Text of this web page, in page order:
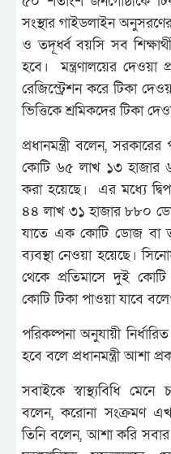
সংস্থার গাইডলাইন
ও তদূর্ধ্ব বয়সি সব
হবে। মন্ত্রণালয়ের দেওয়া
রেজিস্ট্রেশন করে টিকা
ভিত্তিকে শ্রমিকদের টিকা
প্রধানমন্ত্রী বলেন,
কোটি ৬৫ লাখ ১৩ হাজার
করা হয়েছে। এর মধ্যে
৪৪ লাখ ৩১ হাজার ৮৮০
যাতে এক কোটি ডোজ বা
ব্যবস্থা নেওয়া হয়েছে।
থেকে প্রতিমাসে দুই কোটি
কোটি টিকা পাওয়া যাবে
পরিকল্পনা অনুযায়ী
হবে বলে প্রধানমন্ত্রী আশা
সবাইকে স্বাস্থ্যবিধি মেনে
বলেন, করোনা সংক্রমণ
তিনি বলেন, আশা করি